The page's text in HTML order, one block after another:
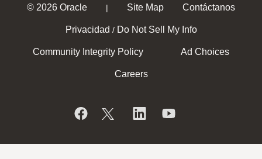
© 2026 Oracle | Site Map Contáctanos
Privacidad / Do Not Sell My Info
Community Integrity Policy Ad Choices
Careers